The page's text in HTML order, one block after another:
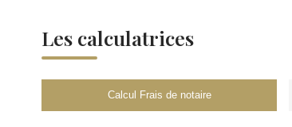
Les calculatrices
Calcul Frais de notaire